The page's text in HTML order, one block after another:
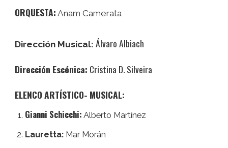
ORQUESTA: AnamCamerata
Dirección Musical: Álvaro Albiach
Dirección Escénica: Cristina D. Silveira
ELENCO ARTÍSTICO- MUSICAL:
Gianni Schicchi: Alberto Martínez
Lauretta: Mar Morán